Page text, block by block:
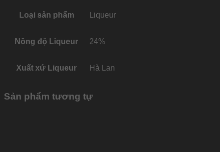
Loại sản phẩm Liqueur
Nồng độ Liqueur 24%
Xuất xứ Liqueur Hà Lan
Sản phẩm tương tự